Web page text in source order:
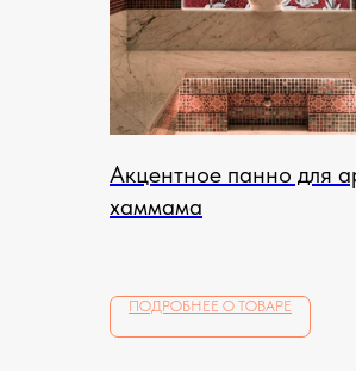
Акцентное панно для
хаммама
ПОДРОБНЕЕ О ТОВАРЕ